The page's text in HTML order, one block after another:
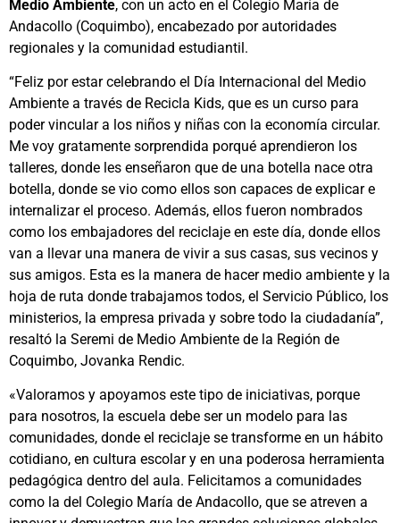
Medio Ambiente, con un acto en el Colegio María de
Andacollo (Coquimbo), encabezado por autoridades
regionales y la comunidad estudiantil.
“Feliz por estar celebrando el Día Internacional del Medio
Ambiente a través de Recicla Kids, que es un curso para
poder vincular a los niños y niñas con la economía circular.
Me voy gratamente sorprendida porqué aprendieron los
talleres, donde les enseñaron que de una botella nace otra
botella, donde se vio como ellos son capaces de explicar e
internalizar el proceso. Además, ellos fueron nombrados
como los embajadores del reciclaje en este día, donde ellos
van a llevar una manera de vivir a sus casas, sus vecinos y
sus amigos. Esta es la manera de hacer medio ambiente y la
hoja de ruta donde trabajamos todos, el Servicio Público, los
ministerios, la empresa privada y sobre todo la ciudadanía”,
resaltó la Seremi de Medio Ambiente de la Región de
Coquimbo, Jovanka Rendic.
«Valoramos y apoyamos este tipo de iniciativas, porque
para nosotros, la escuela debe ser un modelo para las
comunidades, donde el reciclaje se transforme en un hábito
cotidiano, en cultura escolar y en una poderosa herramienta
pedagógica dentro del aula. Felicitamos a comunidades
como la del Colegio María de Andacollo, que se atreven a